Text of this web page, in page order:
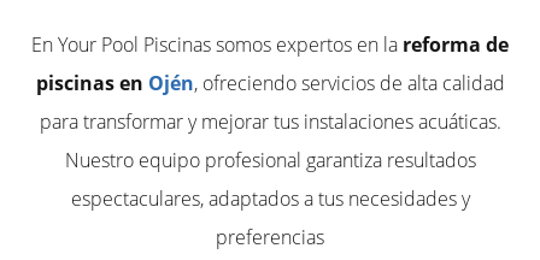
En Your Pool Piscinas somos expertos en la reforma de
piscinas en Ojén, ofreciendo servicios de alta calidad
para transformar y mejorar tus instalaciones acuáticas.
Nuestro equipo profesional garantiza resultados
espectaculares, adaptados a tus necesidades y
preferencias